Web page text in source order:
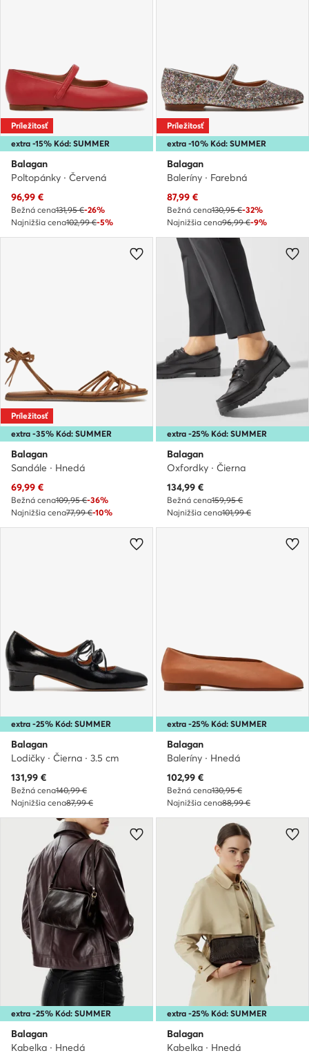
extra -15% Kód: SUMMER
Príležitosť
Balagan
Poltopánky · Červená
Aktuálna cena
96,99 €
Bežná cena131,95 €-26%
Najnižšia cena102,99 €-5%
extra -10% Kód: SUMMER
Príležitosť
Balagan
Baleríny · Farebná
Aktuálna cena
87,99 €
Bežná cena130,95 €-32%
Najnižšia cena96,99 €-9%
extra -35% Kód: SUMMER
Príležitosť
Balagan
Sandále · Hnedá
Aktuálna cena
69,99 €
Bežná cena109,95 €-36%
Najnižšia cena77,99 €-10%
extra -25% Kód: SUMMER
Balagan
Oxfordky · Čierna
Aktuálna cena
134,99 €
Bežná cena159,95 €
Najnižšia cena101,99 €
extra -25% Kód: SUMMER
Balagan
Lodičky · Čierna · 3.5 cm
Aktuálna cena
131,99 €
Bežná cena140,99 €
Najnižšia cena87,99 €
extra -25% Kód: SUMMER
Balagan
Baleríny · Hnedá
Aktuálna cena
102,99 €
Bežná cena130,95 €
Najnižšia cena88,99 €
extra -25% Kód: SUMMER
Balagan
Kabelka · Hnedá
extra -25% Kód: SUMMER
Balagan
Kabelka · Hnedá